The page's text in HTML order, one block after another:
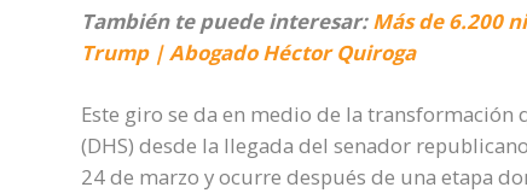
También te puede interesar:Más de 6.200
Trump | Abogado Héctor Quiroga
Este giro se da en medio de la
(DHS) desde la llegada del senador
24 de marzo y ocurre después de una etapa